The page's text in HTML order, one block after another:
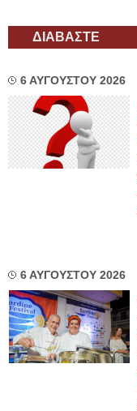
ΔΙΑΒΑΣΤΕ
6 ΑΥΓΟΥΣΤΟΥ 2026
6 ΑΥΓΟΥΣΤΟΥ 2026